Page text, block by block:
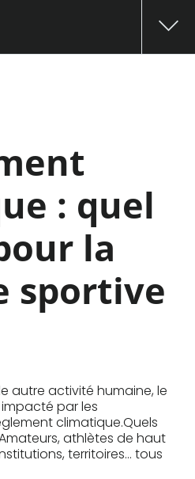
: quel
la
sportive
autre activité humaine, le
par les
climatique.Quels
athlètes de haut
territoires… tous